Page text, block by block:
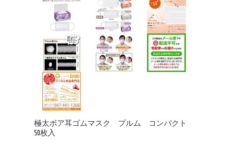
極太ボア耳ゴムマスク プルム コンパクト
50枚入